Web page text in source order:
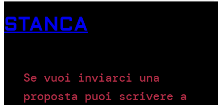
STANCA
Se vuoi inviarci una
proposta puoi scrivere a